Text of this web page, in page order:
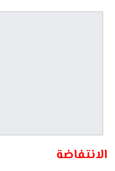
الانتفاضة